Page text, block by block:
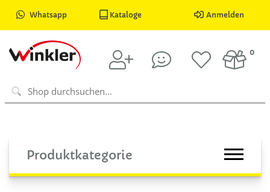
Whatsapp Kataloge Anmelden
0
Produktkategorie